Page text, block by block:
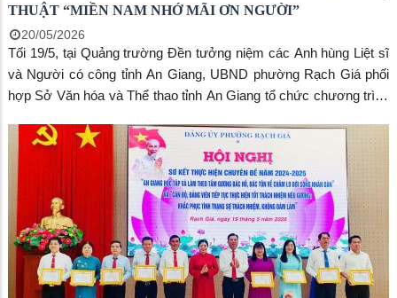
THUẬT “MIỀN NAM NHỚ MÃI ƠN NGƯỜI”
20/05/2026
Tối 19/5, tại Quảng trường Đền tưởng niệm các Anh hùng Liệt sĩ
và Người có công tỉnh An Giang, UBND phường Rạch Giá phối
hợp Sở Văn hóa và Thể thao tỉnh An Giang tổ chức chương trình
(19/5/1890 – 19/5/2026) với chủ đề “Miền Nam nhớ mãi ơn
Người”.